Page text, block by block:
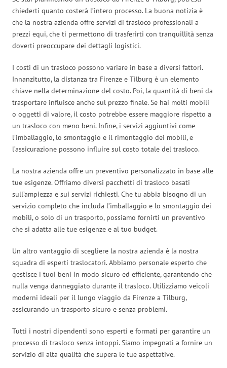
chiederti quanto costerà l’intero processo. La buona notizia è
che la nostra azienda offre servizi di trasloco professionali a
prezzi equi, che ti permettono di trasferirti con tranquillità senza
doverti preoccupare dei dettagli logistici.
I costi di un trasloco possono variare in base a diversi fattori.
Innanzitutto, la distanza tra Firenze e Tilburg è un elemento
chiave nella determinazione del costo. Poi, la quantità di beni da
trasportare influisce anche sul prezzo finale. Se hai molti mobili
o oggetti di valore, il costo potrebbe essere maggiore rispetto a
un trasloco con meno beni. Infine, i servizi aggiuntivi come
l’imballaggio, lo smontaggio e il rimontaggio dei mobili, e
l’assicurazione possono influire sul costo totale del trasloco.
La nostra azienda offre un preventivo personalizzato in base alle
tue esigenze. Offriamo diversi pacchetti di trasloco basati
sull’ampiezza e sui servizi richiesti. Che tu abbia bisogno di un
servizio completo che includa l’imballaggio e lo smontaggio dei
mobili, o solo di un trasporto, possiamo fornirti un preventivo
che si adatta alle tue esigenze e al tuo budget.
Un altro vantaggio di scegliere la nostra azienda è la nostra
squadra di esperti traslocatori. Abbiamo personale esperto che
gestisce i tuoi beni in modo sicuro ed efficiente, garantendo che
nulla venga danneggiato durante il trasloco. Utilizziamo veicoli
moderni ideali per il lungo viaggio da Firenze a Tilburg,
assicurando un trasporto sicuro e senza problemi.
Tutti i nostri dipendenti sono esperti e formati per garantire un
processo di trasloco senza intoppi. Siamo impegnati a fornire un
servizio di alta qualità che supera le tue aspettative.